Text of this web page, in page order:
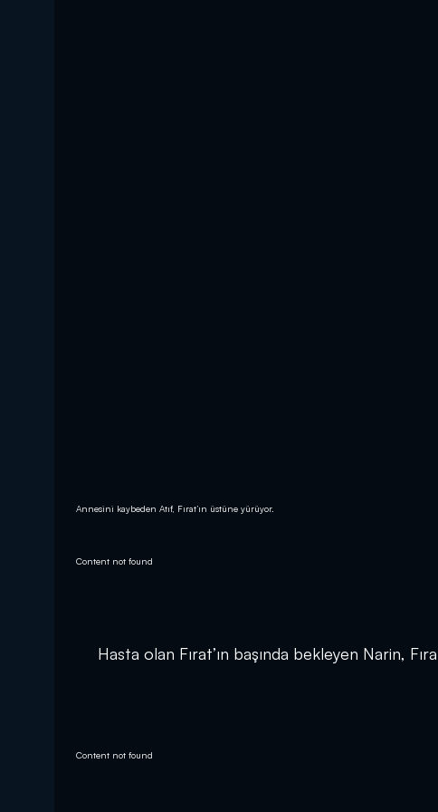
Annesini kaybeden Atıf, Fırat’ın üstüne yürüyor.
Content not found
Hasta olan Fırat’ın başında bekleyen Narin,
Content not found